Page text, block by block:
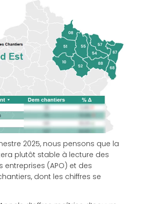
2025, nous pensons que la
plutôt stable à lecture des
entreprises (APO) et des
dont les chiffres se